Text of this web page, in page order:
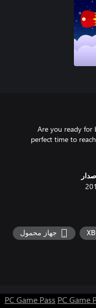
Are you ready for
perfect time to
جهاز محمول
PC Game Pass PC Game